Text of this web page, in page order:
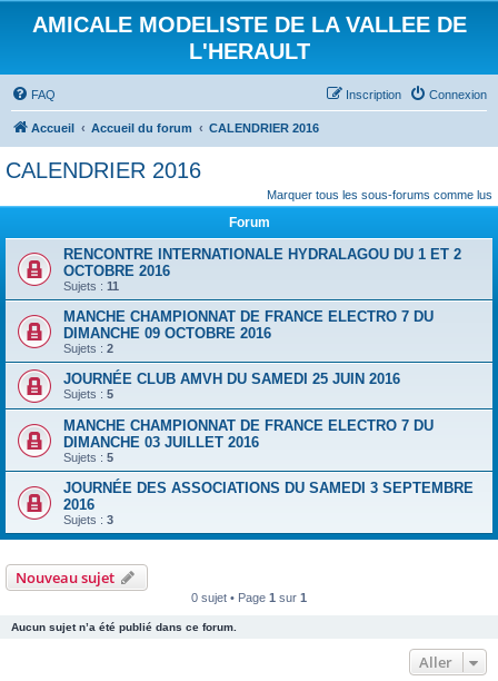
AMICALE MODELISTE DE LA VALLEE DE
L'HERAULT
FAQ Connexion
Inscription
Accueil Accueil du forum CALENDRIER 2016
CALENDRIER 2016
Marquer tous les sous-forums comme lus
Forum
RENCONTRE INTERNATIONALE HYDRALAGOU DU 1 ET 2
OCTOBRE 2016
Sujets : 11
MANCHE CHAMPIONNAT DE FRANCE ELECTRO 7 DU
DIMANCHE 09 OCTOBRE 2016
Sujets : 2
JOURNÉE CLUB AMVH DU SAMEDI 25 JUIN 2016
Sujets : 5
MANCHE CHAMPIONNAT DE FRANCE ELECTRO 7 DU
DIMANCHE 03 JUILLET 2016
Sujets : 5
JOURNÉE DES ASSOCIATIONS DU SAMEDI 3 SEPTEMBRE
2016
Sujets : 3
Nouveau sujet
0 sujet • Page 1 sur 1
Aucun sujet n’a été publié dans ce forum.
Aller